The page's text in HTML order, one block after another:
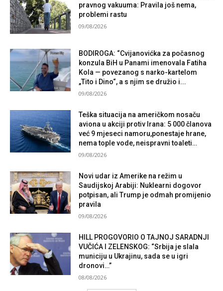
pravnog vakuuma: Pravila još nema,
problemi rastu
09/08/2026
BODIROGA: “Cvijanovićka za počasnog
konzula BiH u Panami imenovala Fatiha
Kola — povezanog s narko-kartelom
„Tito i Dino“, a s njim se družio i...
09/08/2026
Teška situacija na američkom nosaču
aviona u akciji protiv Irana: 5 000 članova
već 9 mjeseci namoru,ponestaje hrane,
nema tople vode, neispravni toaleti…
09/08/2026
Novi udar iz Amerike na režim u
Saudijskoj Arabiji: Nuklearni dogovor
potpisan, ali Trump je odmah promijenio
pravila
09/08/2026
HILL PROGOVORIO O TAJNOJ SARADNJI
VUČIĆA I ZELENSKOG: “Srbija je slala
municiju u Ukrajinu, sada se u igri
dronovi…”
08/08/2026